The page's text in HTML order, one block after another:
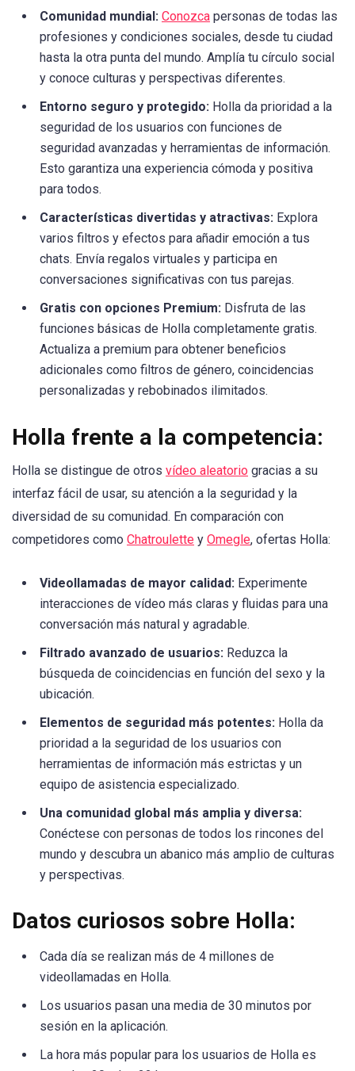
Comunidad mundial: Conozca personas de todas las
profesiones y condiciones sociales, desde tu ciudad
hasta la otra punta del mundo. Amplía tu círculo social
y conoce culturas y perspectivas diferentes.
Entorno seguro y protegido: Holla da prioridad a la
seguridad de los usuarios con funciones de
seguridad avanzadas y herramientas de información.
Esto garantiza una experiencia cómoda y positiva
para todos.
Características divertidas y atractivas: Explora
varios filtros y efectos para añadir emoción a tus
chats. Envía regalos virtuales y participa en
conversaciones significativas con tus parejas.
Gratis con opciones Premium: Disfruta de las
funciones básicas de Holla completamente gratis.
Actualiza a premium para obtener beneficios
adicionales como filtros de género, coincidencias
personalizadas y rebobinados ilimitados.
Holla frente a la competencia:
Holla se distingue de otros vídeo aleatorio gracias a su
interfaz fácil de usar, su atención a la seguridad y la
diversidad de su comunidad. En comparación con
competidores como Chatroulette y Omegle, ofertas Holla:
Videollamadas de mayor calidad: Experimente
interacciones de vídeo más claras y fluidas para una
conversación más natural y agradable.
Filtrado avanzado de usuarios: Reduzca la
búsqueda de coincidencias en función del sexo y la
ubicación.
Elementos de seguridad más potentes: Holla da
prioridad a la seguridad de los usuarios con
herramientas de información más estrictas y un
equipo de asistencia especializado.
Una comunidad global más amplia y diversa:
Conéctese con personas de todos los rincones del
mundo y descubra un abanico más amplio de culturas
y perspectivas.
Datos curiosos sobre Holla:
Cada día se realizan más de 4 millones de
videollamadas en Holla.
Los usuarios pasan una media de 30 minutos por
sesión en la aplicación.
La hora más popular para los usuarios de Holla es